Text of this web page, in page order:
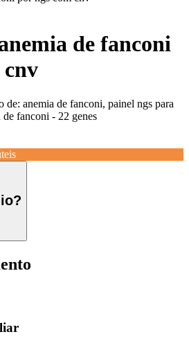
de fanconi
cnv
de: anemia de fanconi, painel ngs para
fanconi - 22 genes